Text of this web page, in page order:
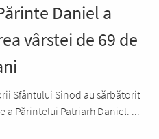
Daniel a
vârstei de 69 de
Sfântului Sinod au sărbătorit
Părintelui Patriarh Daniel. ...